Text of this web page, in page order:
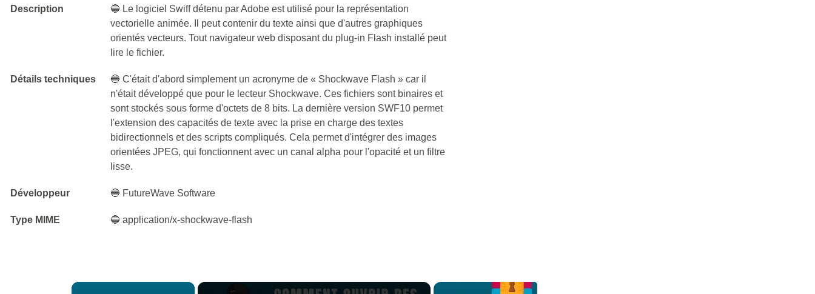
Description
🔵 Le logiciel Swiff détenu par Adobe est utilisé pour la représentation
vectorielle animée. Il peut contenir du texte ainsi que d'autres graphiques
orientés vecteurs. Tout navigateur web disposant du plug-in Flash installé peut
lire le fichier.
Détails techniques
🔵 C'était d'abord simplement un acronyme de « Shockwave Flash » car il
n'était développé que pour le lecteur Shockwave. Ces fichiers sont binaires et
sont stockés sous forme d'octets de 8 bits. La dernière version SWF10 permet
l'extension des capacités de texte avec la prise en charge des textes
bidirectionnels et des scripts compliqués. Cela permet d'intégrer des images
orientées JPEG, qui fonctionnent avec un canal alpha pour l'opacité et un filtre
lisse.
Développeur 🔵 FutureWave Software
Type MIME 🔵 application/x-shockwave-flash
×